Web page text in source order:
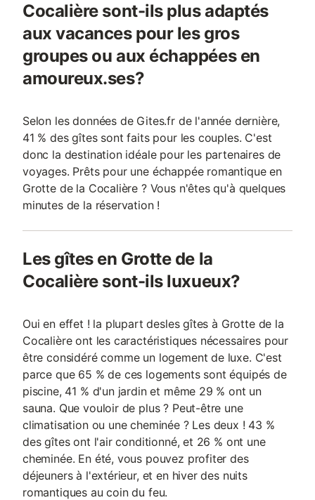
Cocalière sont-ils plus adaptés
aux vacances pour les gros
groupes ou aux échappées en
amoureux.ses?
Selon les données de Gites.fr de l'année dernière,
41 % des gîtes sont faits pour les couples. C'est
donc la destination idéale pour les partenaires de
voyages. Prêts pour une échappée romantique en
Grotte de la Cocalière ? Vous n'êtes qu'à quelques
minutes de la réservation !
Les gîtes en Grotte de la
Cocalière sont-ils luxueux?
Oui en effet ! la plupart desles gîtes à Grotte de la
Cocalière ont les caractéristiques nécessaires pour
être considéré comme un logement de luxe. C'est
parce que 65 % de ces logements sont équipés de
piscine, 41 % d'un jardin et même 29 % ont un
sauna. Que vouloir de plus ? Peut-être une
climatisation ou une cheminée ? Les deux ! 43 %
des gîtes ont l'air conditionné, et 26 % ont une
cheminée. En été, vous pouvez profiter des
déjeuners à l'extérieur, et en hiver des nuits
romantiques au coin du feu.